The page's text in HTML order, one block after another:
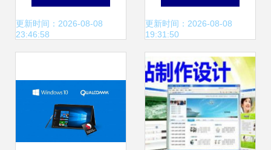
5000万，适配软硬
计算新纪元
更新时间：2026-08-08
23:46:58
互动设备 软硬件联
合推动计算新纪元
更新时间：2026-08-08
19:31:50